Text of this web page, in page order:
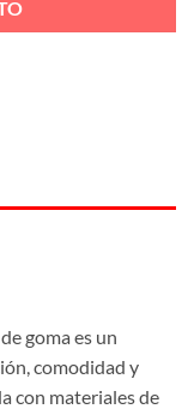
goma es un
comodidad y
con materiales de